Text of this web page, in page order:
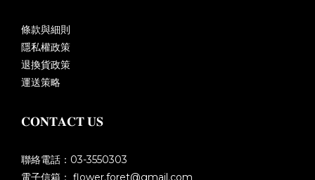
條款與細則
隱私權政策
退換貨政策
運送策略
𝐂𝐎𝐍𝐓𝐀𝐂𝐓 𝐔𝐒
聯絡電話：03-3550303
電子信箱： flower.foret@gmail.com